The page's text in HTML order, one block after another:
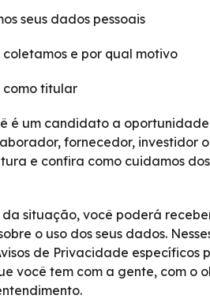
seus dados pessoais
coletamos e por qual motivo
como titular
é um candidato a
fornecedor, investidor
e confira como cuidamos
da situação, você poderá
o uso dos seus dados.
de Privacidade específicos
você tem com a gente, com o